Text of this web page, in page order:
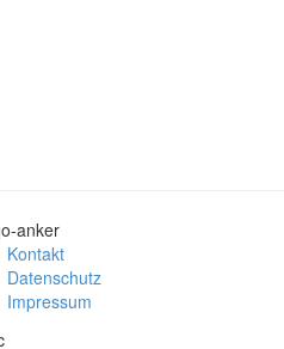
Kontakt
Datenschutz
Impressum